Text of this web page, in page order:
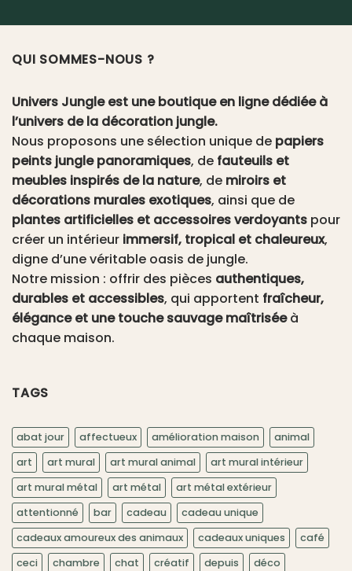
initial
79.99€.
actuel
QUI SOMMES-NOUS ?
Univers Jungle est une boutique en ligne dédiée à
l’univers de la décoration jungle.
Nous proposons une sélection unique de papiers
peints jungle panoramiques, de fauteuils et
meubles inspirés de la nature, de miroirs et
décorations murales exotiques, ainsi que de
plantes artificielles et accessoires verdoyants pour
créer un intérieur immersif, tropical et chaleureux,
digne d’une véritable oasis de jungle.
Notre mission : offrir des pièces authentiques,
durables et accessibles, qui apportent fraîcheur,
élégance et une touche sauvage maîtriséeà
chaque maison.
TAGS
abat jour affectueux amélioration maison
animal
art
art mural art mural animal
art mural intérieur
art mural métal
art métal
art métal extérieur
attentionné
bar cadeau
cadeau unique
cadeaux amoureux des animaux
cadeaux uniques
café
ceci
chambre chat créatif depuis
déco